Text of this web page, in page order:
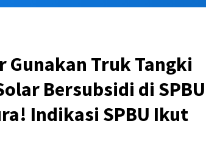
Gunakan Truk Tangki
Bersubsidi di SPBU
Indikasi SPBU Ikut